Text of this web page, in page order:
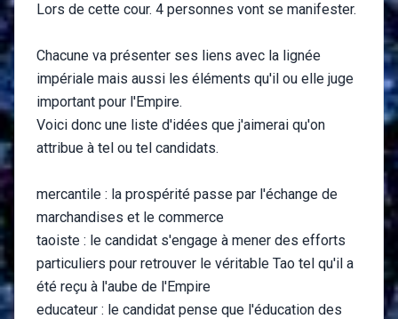
Lors de cette cour. 4 personnes vont se manifester.
Chacune va présenter ses liens avec la lignée
impériale mais aussi les éléments qu'il ou elle juge
important pour l'Empire.
Voici donc une liste d'idées que j'aimerai qu'on
attribue à tel ou tel candidats.
mercantile : la prospérité passe par l'échange de
marchandises et le commerce
taoiste : le candidat s'engage à mener des efforts
particuliers pour retrouver le véritable Tao tel qu'il a
été reçu à l'aube de l'Empire
educateur : le candidat pense que l'éducation des